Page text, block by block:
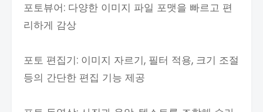
포토뷰어: 다양한 이미지 파일 포맷을 빠르고 편
리하게 감상
포토 편집기: 이미지 자르기, 필터 적용, 크기 조절
등의 간단한 편집 기능 제공